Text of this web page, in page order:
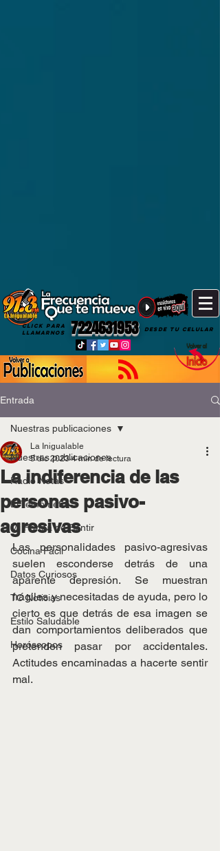
7224631953
CLICK PARA
LLAMARNOS
DESDE TU CELULAR
Entrada
Nuestras publicaciones
Radio Notas
El Temómetro
Mi Forma de Sentir
Cocina Fácil
Datos Curiosos
TC Noticias
Estilo Saludable
Horóscopos
Nuestras publicaciones
La indiferencia de las
personas pasivo-
agresivas
La Inigualable
5 dic 2023 4 min de lectura
Las personalidades pasivo-agresivas
suelen esconderse detrás de una
aparente depresión. Se muestran
frágiles y necesitadas de ayuda, pero lo
cierto es que detrás de esa imagen se
dan comportamientos deliberados que
pretenden pasar por accidentales.
Actitudes encaminadas a hacerte sentir
mal.